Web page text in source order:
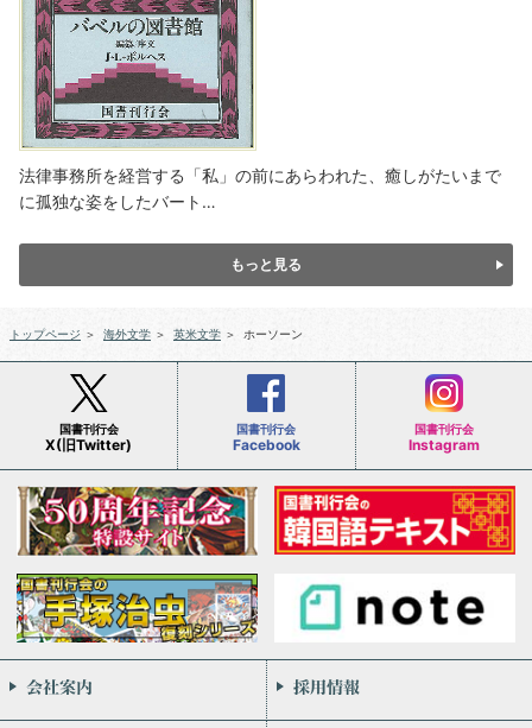
法律事務所を経営する「私」の前にあらわれた、癒しがたいまで
に孤独な姿をしたバート…
もっと見る
トップページ ＞ 海外文学 ＞ 英米文学 ＞ ホーソーン
国書刊行会
X(旧Twitter)
国書刊行会
Facebook
国書刊行会
Instagram
会社案内